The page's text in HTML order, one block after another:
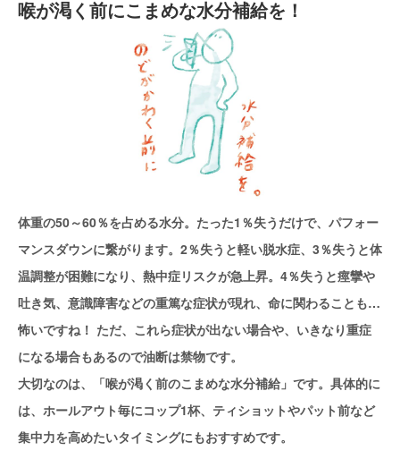
喉が渇く前にこまめな水分補給を！
体重の50～60％を占める水分。たった1％失うだけで、パフォー
マンスダウンに繋がります。2％失うと軽い脱水症、3％失うと体
温調整が困難になり、熱中症リスクが急上昇。4％失うと痙攣や
吐き気、意識障害などの重篤な症状が現れ、命に関わることも…
怖いですね！ ただ、これら症状が出ない場合や、いきなり重症
になる場合もあるので油断は禁物です。
大切なのは、「喉が渇く前のこまめな水分補給」です。具体的に
は、ホールアウト毎にコップ1杯、ティショットやパット前など
集中力を高めたいタイミングにもおすすめです。